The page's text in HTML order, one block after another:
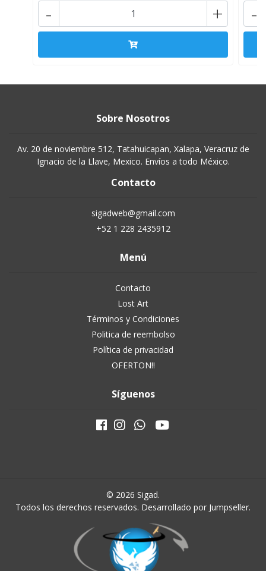
+
- -
Sobre Nosotros
Av. 20 de noviembre 512, Tatahuicapan, Xalapa, Veracruz de
Ignacio de la Llave, Mexico. Envíos a todo México.
Contacto
sigadweb@gmail.com
+52 1 228 2435912
Menú
Contacto
Lost Art
Términos y Condiciones
Politica de reembolso
Política de privacidad
OFERTON!!
Síguenos
© 2026 Sigad.
Todos los derechos reservados. Desarrollado por Jumpseller.